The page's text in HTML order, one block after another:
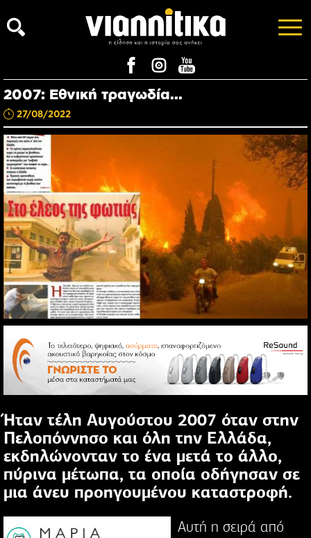
2007: Εθνική τραγωδία...
27/08/2022
Ήταν τέλη Αυγούστου 2007 όταν στην
Πελοπόννησο και όλη την Ελλάδα,
εκδηλώνονταν το ένα μετά το άλλο,
πύρινα μέτωπα, τα οποία οδήγησαν σε
μια άνευ προηγουμένου καταστροφή.
Αυτή η σειρά από